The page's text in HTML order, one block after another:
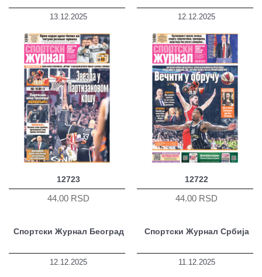
13.12.2025
12723
44.00 RSD
12.12.2025
12722
44.00 RSD
Спортски Журнал Београд
12.12.2025
Спортски Журнал Србија
11.12.2025